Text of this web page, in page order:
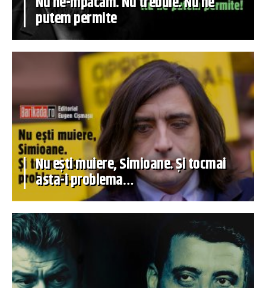
putem permite
Nu ești muiere, Simioane. Și tocmai
asta-i problema…